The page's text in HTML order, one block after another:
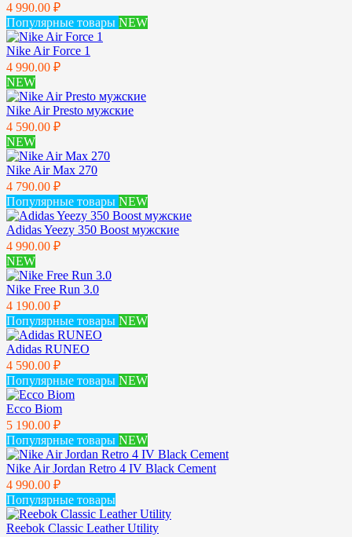
4 990.00 ₽
Популярные товары NEW
Nike Air Force 1
4 990.00 ₽
NEW
Nike Air Presto мужские
4 590.00 ₽
NEW
Nike Air Max 270
4 790.00 ₽
Популярные товары NEW
Adidas Yeezy 350 Boost мужские
4 990.00 ₽
NEW
Nike Free Run 3.0
4 190.00 ₽
Популярные товары NEW
Adidas RUNEO
4 590.00 ₽
Популярные товары NEW
Ecco Biom
5 190.00 ₽
Популярные товары NEW
Nike Air Jordan Retro 4 IV Black Cement
4 990.00 ₽
Популярные товары
Reebok Classic Leather Utility